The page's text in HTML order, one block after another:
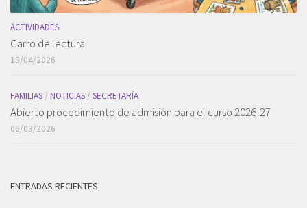
ACTIVIDADES
Carro de lectura
18/04/2026
FAMILIAS / NOTICIAS / SECRETARÍA
Abierto procedimiento de admisión para el curso 2026-27
06/03/2026
ENTRADAS RECIENTES